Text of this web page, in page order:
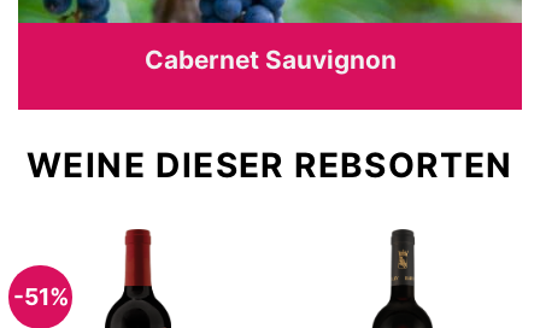
Cabernet Sauvignon
WEINE DIESER REBSORTEN
-51%